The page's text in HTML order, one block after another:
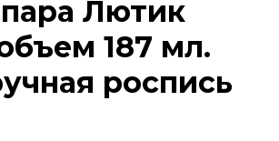
Лютик
187 мл.
роспись